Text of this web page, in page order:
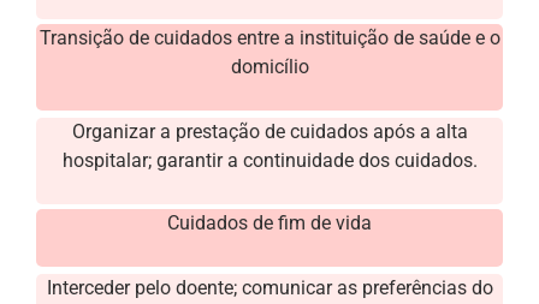
Transição de cuidados entre a instituição de saúde e o
domicílio
Organizar a prestação de cuidados após a alta
hospitalar; garantir a continuidade dos cuidados.
Cuidados de fim de vida
Interceder pelo doente; comunicar as preferências do